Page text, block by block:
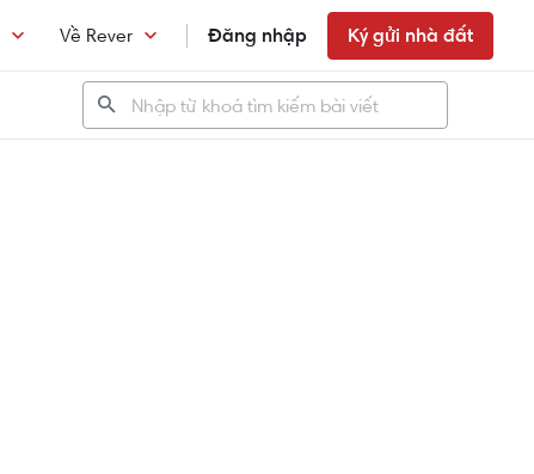
Về Rever Đăng nhập Ký gửi nhà đất